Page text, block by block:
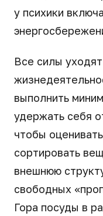
у психики
Все силы
выполнить
удержать себя
чтобы
сортировать
внешнюю
свободных
Гора посуды в